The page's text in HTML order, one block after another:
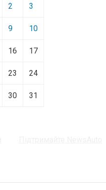
2 3
9 10
16 17
23 24
30
31